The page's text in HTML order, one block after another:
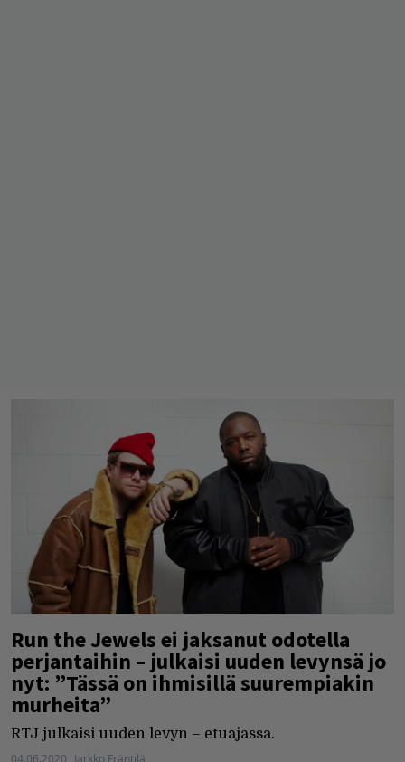
Run the Jewels ei jaksanut odotella
perjantaihin – julkaisi uuden levynsä jo
nyt: ”Tässä on ihmisillä suurempiakin
murheita”
RTJ julkaisi uuden levyn – etuajassa.